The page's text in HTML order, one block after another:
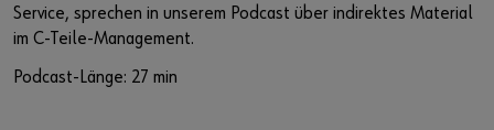
Service, sprechen in unserem Podcast über indirektes Material
im C-Teile-Management.
Podcast-Länge: 27 min